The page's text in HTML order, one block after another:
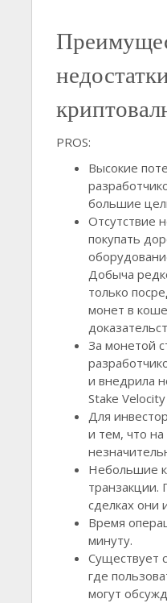
PROS:
Высокие
большие
Отсутствие
покупать
Добыча
только
монет в
За монетой
и внедрила
Stake Velocity
Для
и тем, что
Небольшие
транзакции.
сделках они
Время
минуту.
Существует
где
могут